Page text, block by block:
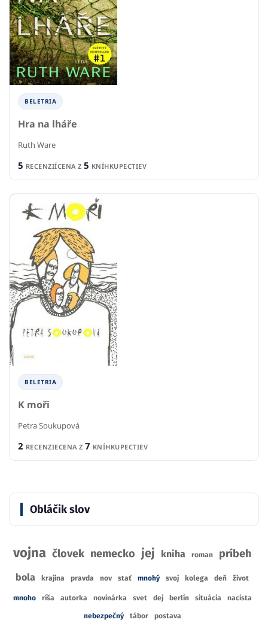
BELETRIA
Hra na lháře
Ruth Ware
5 RECENZIÍCENA Z 5 KNÍHKUPECTIEV
BELETRIA
K moři
Petra Soukupová
2 RECENZIECENA Z 7 KNÍHKUPECTIEV
Obláčik slov
vojna človek nemecko jej kniha roman príbeh
bola krajina pravda nov stať mnohý svoj kolega deň život
mnoho ríša autorka novinárka svet dej berlín situácia nacista
nebezpečný tábor postava